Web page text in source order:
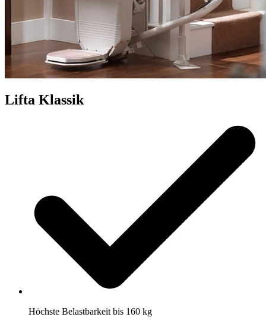
Lifta Klassik
Höchste Belastbarkeit bis 160 kg